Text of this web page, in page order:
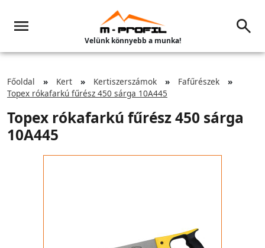
Velünk könnyebb a munka!
Főoldal Kert Kertiszerszámok
Fafűrészek
Topex rókafarkú fűrész 450 sárga 10A445
Topex rókafarkú fűrész 450 sárga
10A445